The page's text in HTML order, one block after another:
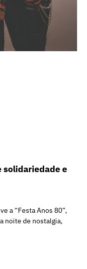
solidariedade e
a “Festa Anos 80”,
noite de nostalgia,